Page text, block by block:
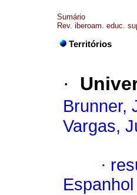
Sumário
Rev. iberoam. educ.
Territórios
·
Brunner,
Vargas,
·
Espanhol